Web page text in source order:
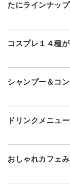
たにラインナッ
コスプレ１４種
シャンプー＆コ
ドリンクメニュ
おしゃれカフェ